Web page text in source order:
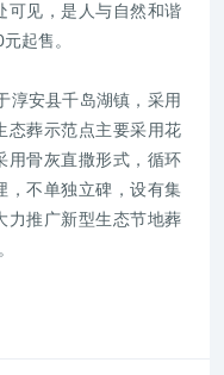
可见，是人与自然和谐
起售。
淳安县千岛湖镇，采用
态葬示范点主要采用花
用骨灰直撒形式，循环
，不单独立碑，设有集
力推广新型生态节地葬